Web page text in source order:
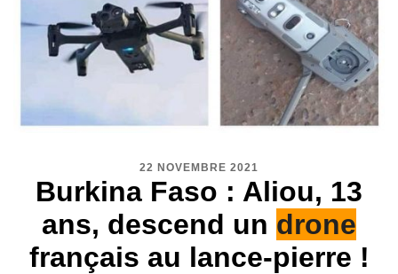
22 NOVEMBRE 2021
Burkina Faso : Aliou, 13
ans, descend un drone
français au lance-pierre !